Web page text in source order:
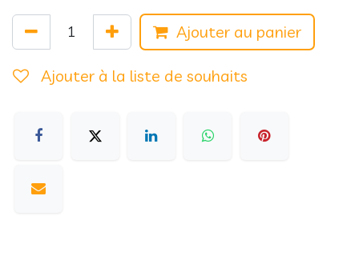
Ajouter au panier
Ajouter à la liste de souhaits